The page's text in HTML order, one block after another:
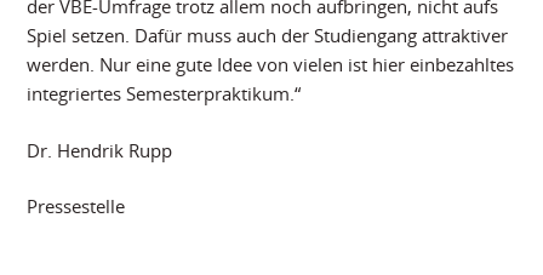
der VBE-Umfrage trotz allem noch aufbringen, nicht aufs
Spiel setzen. Dafür muss auch der Studiengang attraktiver
werden. Nur eine gute Idee von vielen ist hier einbezahltes
integriertes Semesterpraktikum.“
Dr. Hendrik Rupp
Pressestelle